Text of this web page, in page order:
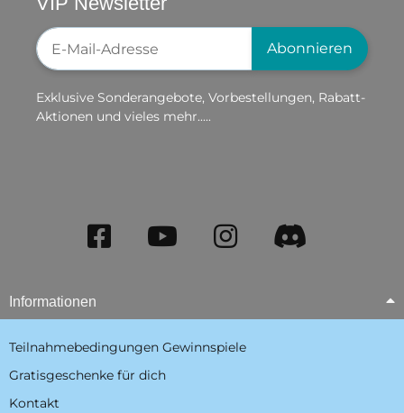
Newsletter-Registrierung
Abonnieren
Exklusive Sonderangebote, Vorbestellungen, Rabatt-
Aktionen und vieles mehr.....
Informationen
Teilnahmebedingungen Gewinnspiele
Gratisgeschenke für dich
Kontakt